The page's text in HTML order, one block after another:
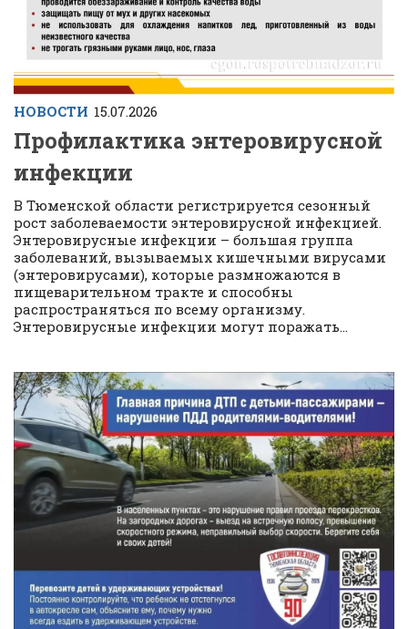
НОВОСТИ 15.07.2026
Профилактика энтеровирусной
инфекции
В Тюменской области регистрируется сезонный
рост заболеваемости энтеровирусной инфекцией.
Энтеровирусные инфекции – большая группа
заболеваний, вызываемых кишечными вирусами
(энтеровирусами), которые размножаются в
пищеварительном тракте и способны
распространяться по всему организму.
Энтеровирусные инфекции могут поражать...